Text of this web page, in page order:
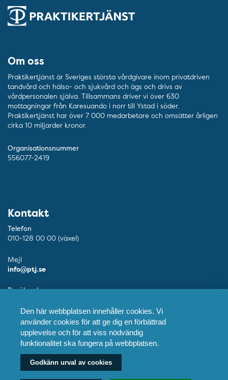
Den här webbplatsen innehåller cookies. Vi
använder cookies för att ge dig en förbättrad
upplevelse och för att viss nödvändig
funktionalitet ska fungera på webbplatsen.
Godkänn urval av cookies
Om oss
Praktikertjänst är Sveriges största vårdgivare inom privatdriven
tandvård och hälso- och sjukvård och ägs och drivs av
vårdpersonalen själva. Tillsammans driver vi över 630
mottagningar från Karesuando i norr till Ystad i söder.
Praktikertjänst har över 7 000 medarbetare och omsätter årligen
cirka 10 miljarder kronor.
Organisationsnummer
556077-2419
Kontakt
Telefon
010-128 00 00 (växel)
Mejl
info@ptj.se
Besöksadress
Postadress
Praktikertjänst AB, 103 55 Stockholm
Fler kontaktuppgifter